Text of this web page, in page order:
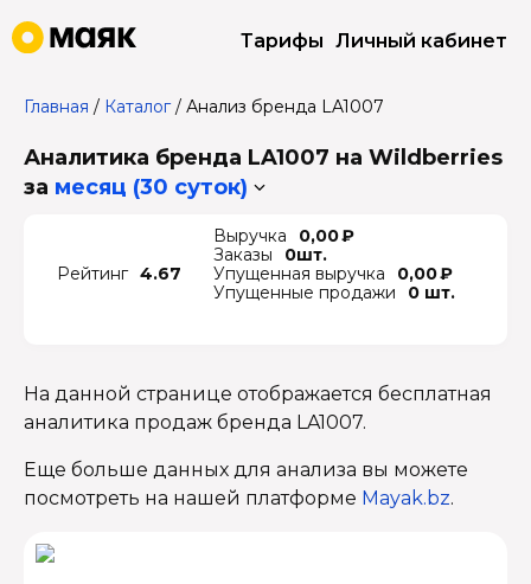
Тарифы Личный кабинет
Главная / Каталог/ Анализ бренда LA1007
Аналитика бренда LA1007 на Wildberries
за месяц (30 суток)
Рейтинг 4.67
Выручка
0,00 ₽
Заказы
0шт.
Упущенная выручка
0,00 ₽
Упущенные продажи
0 шт.
На данной странице отображается бесплатная
аналитика продаж бренда LA1007.
Еще больше данных для анализа вы можете
посмотреть на нашей платформе Mayak.bz.